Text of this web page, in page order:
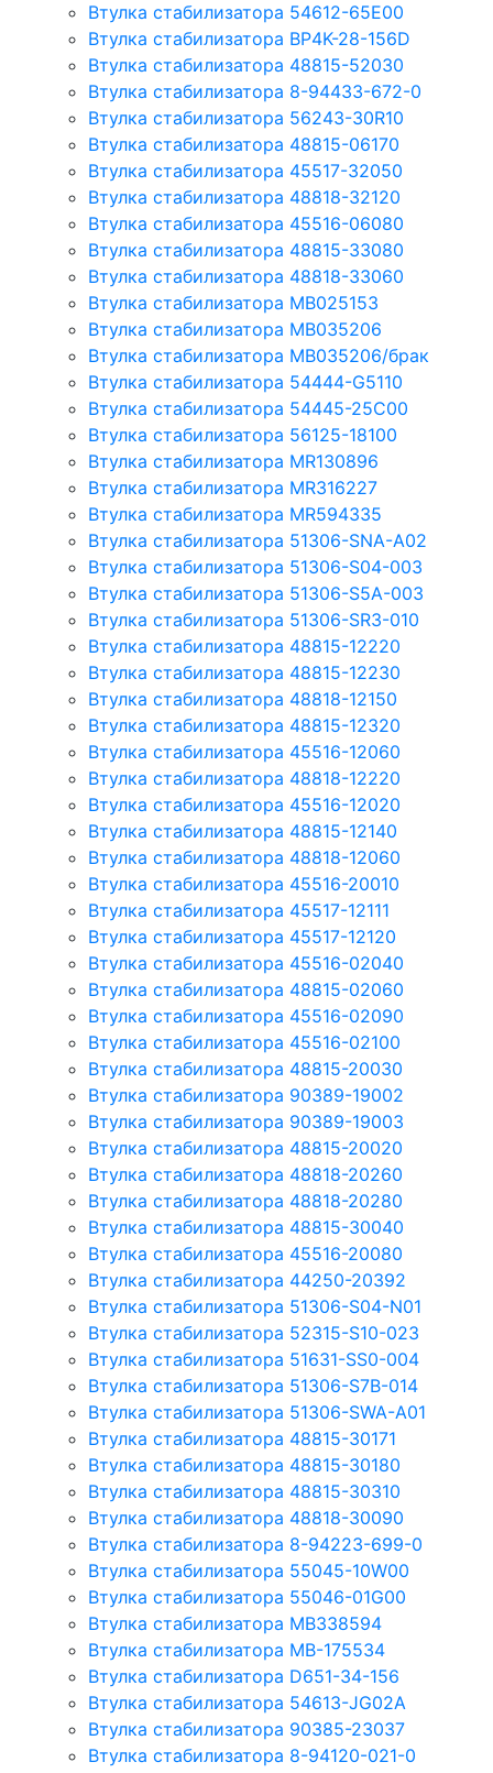
Втулка стабилизатора 54612-65Е00
Втулка стабилизатора BP4K-28-156D
Втулка стабилизатора 48815-52030
Втулка стабилизатора 8-94433-672-0
Втулка стабилизатора 56243-30R10
Втулка стабилизатора 48815-06170
Втулка стабилизатора 45517-32050
Втулка стабилизатора 48818-32120
Втулка стабилизатора 45516-06080
Втулка стабилизатора 48815-33080
Втулка стабилизатора 48818-33060
Втулка стабилизатора MB025153
Втулка стабилизатора MB035206
Втулка стабилизатора MB035206/брак
Втулка стабилизатора 54444-G5110
Втулка стабилизатора 54445-25C00
Втулка стабилизатора 56125-18100
Втулка стабилизатора MR130896
Втулка стабилизатора MR316227
Втулка стабилизатора MR594335
Втулка стабилизатора 51306-SNA-A02
Втулка стабилизатора 51306-S04-003
Втулка стабилизатора 51306-S5A-003
Втулка стабилизатора 51306-SR3-010
Втулка стабилизатора 48815-12220
Втулка стабилизатора 48815-12230
Втулка стабилизатора 48818-12150
Втулка стабилизатора 48815-12320
Втулка стабилизатора 45516-12060
Втулка стабилизатора 48818-12220
Втулка стабилизатора 45516-12020
Втулка стабилизатора 48815-12140
Втулка стабилизатора 48818-12060
Втулка стабилизатора 45516-20010
Втулка стабилизатора 45517-12111
Втулка стабилизатора 45517-12120
Втулка стабилизатора 45516-02040
Втулка стабилизатора 48815-02060
Втулка стабилизатора 45516-02090
Втулка стабилизатора 45516-02100
Втулка стабилизатора 48815-20030
Втулка стабилизатора 90389-19002
Втулка стабилизатора 90389-19003
Втулка стабилизатора 48815-20020
Втулка стабилизатора 48818-20260
Втулка стабилизатора 48818-20280
Втулка стабилизатора 48815-30040
Втулка стабилизатора 45516-20080
Втулка стабилизатора 44250-20392
Втулка стабилизатора 51306-S04-N01
Втулка стабилизатора 52315-S10-023
Втулка стабилизатора 51631-SS0-004
Втулка стабилизатора 51306-S7B-014
Втулка стабилизатора 51306-SWA-A01
Втулка стабилизатора 48815-30171
Втулка стабилизатора 48815-30180
Втулка стабилизатора 48815-30310
Втулка стабилизатора 48818-30090
Втулка стабилизатора 8-94223-699-0
Втулка стабилизатора 55045-10W00
Втулка стабилизатора 55046-01G00
Втулка стабилизатора MB338594
Втулка стабилизатора MB-175534
Втулка стабилизатора D651-34-156
Втулка стабилизатора 54613-JG02A
Втулка стабилизатора 90385-23037
Втулка стабилизатора 8-94120-021-0